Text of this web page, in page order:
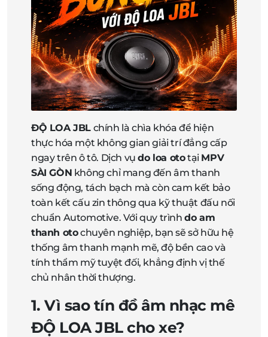
ĐỘ LOA JBL chính là chìa khóa để hiện
thực hóa một không gian giải trí đẳng cấp
ngay trên ô tô. Dịch vụdo loa ototại MPV
SÀI GÒN không chỉ mang đến âm thanh
sống động, tách bạch mà còn cam kết bảo
toàn kết cấu zin thông qua kỹ thuật đấu nối
chuẩn Automotive. Với quy trìnhdo am
thanh otochuyên nghiệp, bạn sẽ sở hữu hệ
thống âm thanh mạnh mẽ, độ bền cao và
tính thẩm mỹ tuyệt đối, khẳng định vị thế
chủ nhân thời thượng.
1. Vì sao tín đồ âm nhạc mê
ĐỘ LOA JBLcho xe?